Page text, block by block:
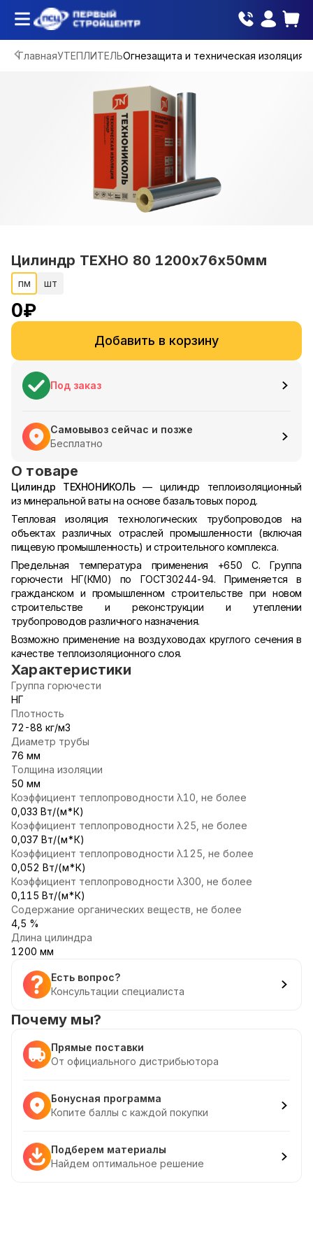
ГлавнаяУТЕПЛИТЕЛЬОгнезащита и техническая изоляция
Цилиндр ТЕХНО 80 1200х76х50мм
пм шт
0₽
Добавить в корзину
Под заказ
Самовывоз сейчас и позже
Бесплатно
О товаре
Цилиндр ТЕХНОНИКОЛЬ— цилиндр теплоизоляционный
из минеральной ваты на основе базальтовых пород.
Тепловая изоляция технологических трубопроводов на
объектах различных отраслей промышленности (включая
пищевую промышленность) и строительного комплекса.
Предельная температура применения +650 С. Группа
горючести НГ(КМ0) по ГОСТ30244-94. Применяется в
гражданском и промышленном строительстве при новом
строительстве и реконструкции и утеплении
трубопроводов различного назначения.
Возможно применение на воздуховодах круглого сечения в
качестве теплоизоляционного слоя.
Характеристики
Группа горючести
НГ
Плотность
72-88 кг/м3
Диаметр трубы
76 мм
Толщина изоляции
50 мм
Коэффициент теплопроводности λ10, не более
0,033 Вт/(м*К)
Коэффициент теплопроводности λ25, не более
0,037 Вт/(м*К)
Коэффициент теплопроводности λ125, не более
0,052 Вт/(м*К)
Коэффициент теплопроводности λ300, не более
0,115 Вт/(м*К)
Содержание органических веществ, не более
4,5 %
Длина цилиндра
1200 мм
Есть вопрос?
Консультации специалиста
Почему мы?
Прямые поставки
От официального дистрибьютора
Бонусная программа
Копите баллы с каждой покупки
Подберем материалы
Найдем оптимальное решение